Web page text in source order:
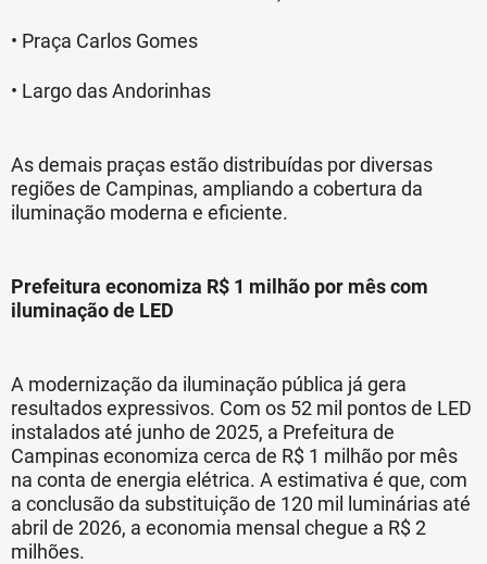
• Praça Carlos Gomes
• Largo das Andorinhas
As demais praças estão distribuídas por diversas
regiões de Campinas, ampliando a cobertura da
iluminação moderna e eficiente.
Prefeitura economiza R$ 1 milhão por mês com
iluminação de LED
A modernização da iluminação pública já gera
resultados expressivos. Com os 52 mil pontos de LED
instalados até junho de 2025, a Prefeitura de
Campinas economiza cerca de R$ 1 milhão por mês
na conta de energia elétrica. A estimativa é que, com
a conclusão da substituição de 120 mil luminárias até
abril de 2026, a economia mensal chegue a R$ 2
milhões.